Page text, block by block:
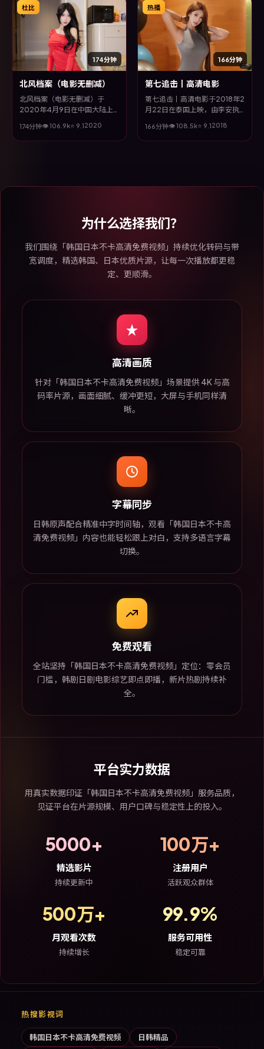
端情境下的蜕变与救赎。
节的观众。
174分钟
杜比
北风档案（电影无删减）
北风档案（电影无删减）于
2020年4月9日在中国大陆上
张家辉、甄子丹、白宇等主演。
全片以传记类型为主线，多条叙
174分钟👁106.9k⭐ 9.12020
166分钟
热播
第七追击丨高清电影
第七追击丨高清电影于2018年2
月22日在泰国上映，由李安执
演。全片以家庭类型为主线，在
时代洪流与个体抉择之间，故事
166分钟👁108.5k⭐ 9.12018
为什么选择我们？
我们围绕「韩国日本不卡高清免费视频」持续优化转码与带
宽调度，精选韩国、日本优质片源，让每一次播放都更稳
定、更顺滑。
高清画质
针对「韩国日本不卡高清免费视频」场景提供 4K 与高
码率片源，画面细腻、缓冲更短，大屏与手机同样清
晰。
字幕同步
日韩原声配合精准中字时间轴，观看「韩国日本不卡高
清免费视频」内容也能轻松跟上对白，支持多语言字幕
切换。
免费观看
全站坚持「韩国日本不卡高清免费视频」定位：零会员
门槛，韩剧日剧电影综艺即点即播，新片热剧持续补
全。
平台实力数据
用真实数据印证「韩国日本不卡高清免费视频」服务品质，
见证平台在片源规模、用户口碑与稳定性上的投入。
5000+
精选影片
持续更新中
100万+
注册用户
活跃观众群体
500万+
月观看次数
持续增长
99.9%
服务可用性
稳定可靠
热搜影视词
韩国日本不卡高清免费视频 日韩精品